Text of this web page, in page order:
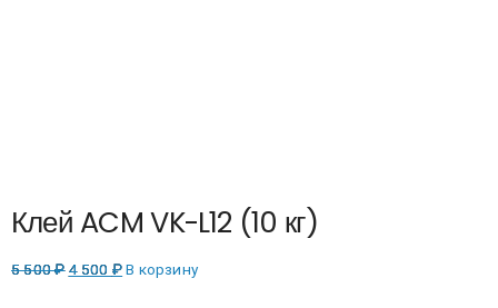
Клей ACM VK-L12 (10 кг)
5 500₽ 4 500 ₽ В корзину